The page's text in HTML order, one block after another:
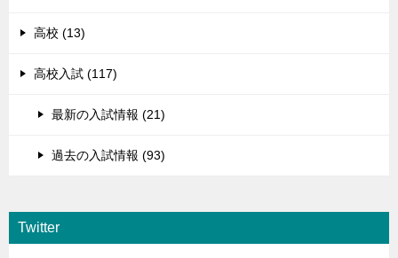
高校 (13)
高校入試 (117)
最新の入試情報 (21)
過去の入試情報 (93)
Twitter